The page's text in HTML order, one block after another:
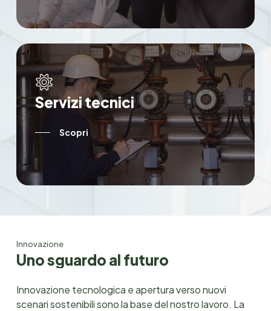
Servizitecnici
Scopri
Innovazione
Unosguardo al futuro
Innovazione tecnologica e apertura verso nuovi
scenari sostenibili sono la base del nostro lavoro. La